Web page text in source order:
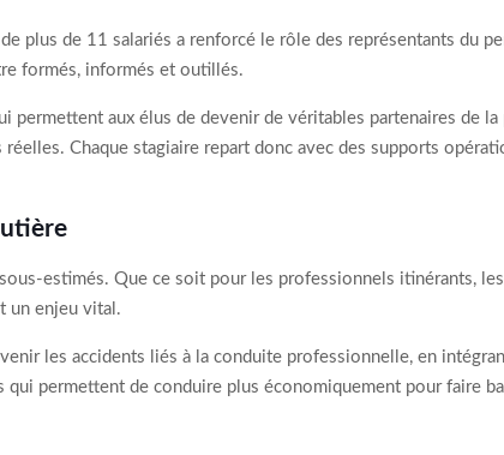
plus de 11 salariés a renforcé le rôle des représentants du
formés, informés et outillés.
permettent aux élus de devenir de véritables partenaires de
Chaque stagiaire repart donc avec des supports
estimés. Que ce soit pour les professionnels itinérants,
un enjeu vital.
les accidents liés à la conduite professionnelle, en
permettent de conduire plus économiquement pour faire